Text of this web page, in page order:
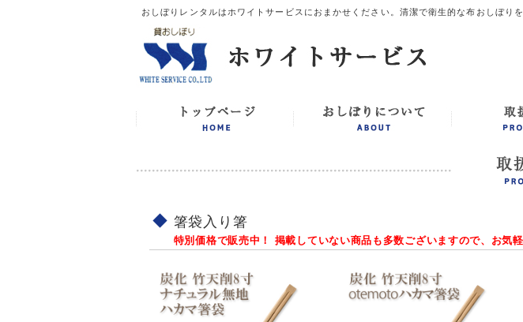
おしぼりレンタルはホワイトサービスにおまかせください。清潔で衛生的な布おしぼりを
箸袋入り箸
特別価格で販売中！ 掲載していない商品も多数ございますので、お気